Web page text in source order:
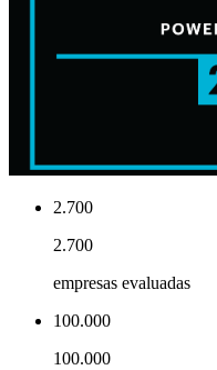
2.700
2.700
empresas evaluadas
100.000
100.000